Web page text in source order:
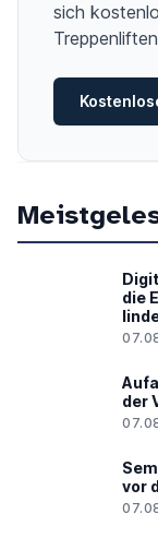
sich
die
der
vor